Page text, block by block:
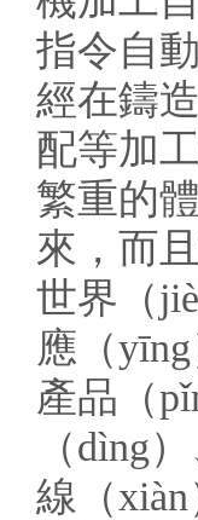
指令自
經在鑄
配等加
繁重的
來，而
世界（
應（
產品（
（dìng
線（